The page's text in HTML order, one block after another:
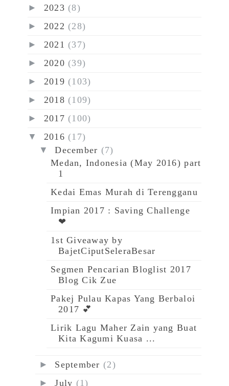
► 2023 (8)
► 2022 (28)
► 2021 (37)
► 2020 (39)
► 2019 (103)
► 2018 (109)
► 2017 (100)
▼ 2016 (17)
▼December (7)
Medan, Indonesia (May 2016) part
1
Kedai Emas Murah di Terengganu
Impian 2017 : Saving Challenge
❤
1st Giveaway by
BajetCiputSeleraBesar
Segmen Pencarian Bloglist 2017
Blog Cik Zue
Pakej Pulau Kapas Yang Berbaloi
2017 💕
Lirik Lagu Maher Zain yang Buat
Kita Kagumi Kuasa ...
► September (2)
►July (1)